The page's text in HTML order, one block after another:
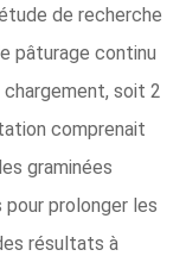
de recherche
pâturage continu
soit 2
comprenait
graminées
prolonger les
résultats à